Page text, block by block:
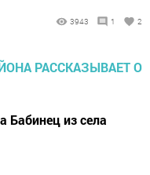
3943 1 2
Бабинец из села